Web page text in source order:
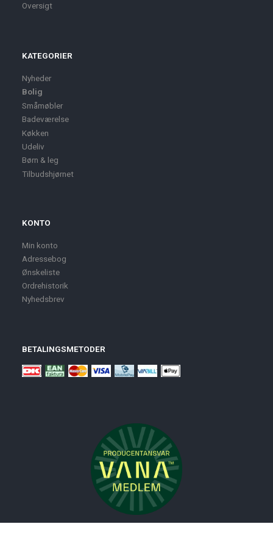
Oversigt
KATEGORIER
Nyheder
Bolig
Småmøbler
Badeværelse
Køkken
Udeliv
Børn & leg
Tilbudshjørnet
KONTO
Min konto
Adressebog
Ønskeliste
Ordrehistorik
Nyhedsbrev
BETALINGSMETODER